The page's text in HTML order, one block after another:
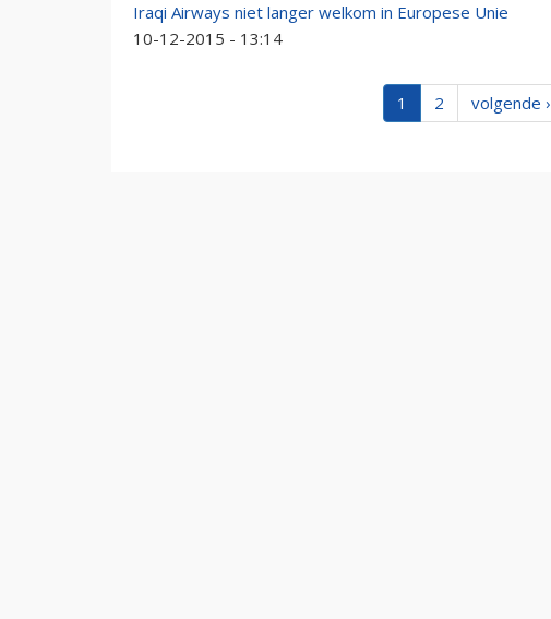
Iraqi Airways niet langer welkom in Europese Unie
10-12-2015 - 13:14
1 2 volgende ›